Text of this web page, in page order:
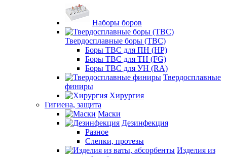
Наборы боров
Твердосплавные боры (ТВС)
Боры ТВС для ПН (HP)
Боры ТВС для ТН (FG)
Боры ТВС для УН (RA)
Твердосплавные
финиры
Хирургия
Гигиена, защита
Маски
Дезинфекция
Разное
Слепки, протезы
Изделия из